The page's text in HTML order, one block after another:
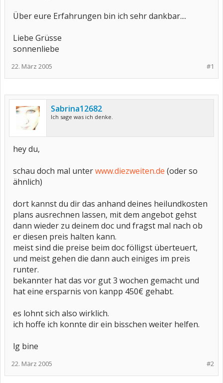
Über eure Erfahrungen bin ich sehr dankbar....
Liebe Grüsse
sonnenliebe
#1
22. März 2005
Sabrina12682
Ich sage was ich denke.
hey du,
schau doch mal unterwww.diezweiten.de (oder so
ähnlich)
dort kannst du dir das anhand deines heilundkosten
plans ausrechnen lassen, mit dem angebot gehst
dann wieder zu deinem doc und fragst mal nach ob
er diesen preis halten kann.
meist sind die preise beim doc fölligst überteuert,
und meist gehen die dann auch einiges im preis
runter.
bekannter hat das vor gut 3 wochen gemacht und
hat eine ersparnis von kanpp 450€ gehabt.
es lohnt sich also wirklich.
ich hoffe ich konnte dir ein bisschen weiter helfen.
lg bine
#2
22. März 2005